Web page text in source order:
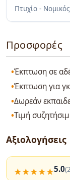
Πτυχίο - Νομικός
Προσφορές
Έκπτωση σε
Έκπτωση για
Δωρεάν
Τιμή
Αξιολογήσεις
5.0